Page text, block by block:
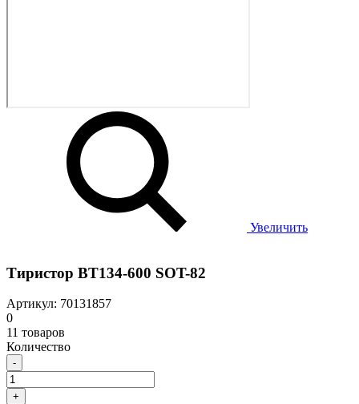
Увеличить
Тиристор BT134-600 SOT-82
Артикул: 70131857
0
11 товаров
Количество
-
+